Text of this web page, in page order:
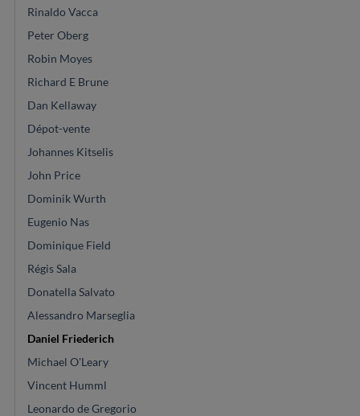
Rinaldo Vacca
Peter Oberg
Robin Moyes
Richard E Brune
Dan Kellaway
Dépot-vente
Johannes Kitselis
John Price
Dominik Wurth
Eugenio Nas
Dominique Field
Régis Sala
Donatella Salvato
Alessandro Marseglia
Daniel Friederich
Michael O'Leary
Vincent Humml
Leonardo de Gregorio